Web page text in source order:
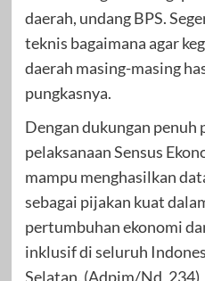
daerah, undang BPS.
teknis bagaimana agar
daerah masing-masing
pungkasnya.
Dengan dukungan penuh
pelaksanaan Sensus
mampu menghasilkan
sebagai pijakan kuat
pertumbuhan ekonomi
inklusif di seluruh
Selatan. (Adpim/Nd_234)